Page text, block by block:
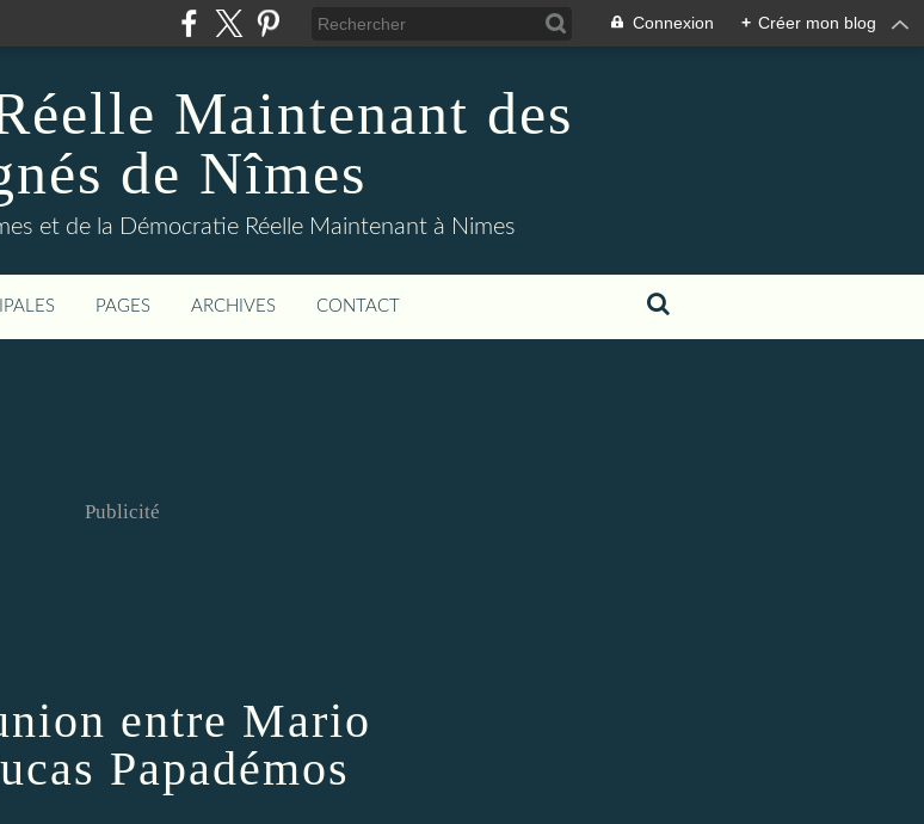
Connexion + Créer mon blog
Maintenant des
de Nîmes
et de la Démocratie Réelle Maintenant à Nimes
PAGES ARCHIVES CONTACT
Publicité
entre Mario
Papadémos